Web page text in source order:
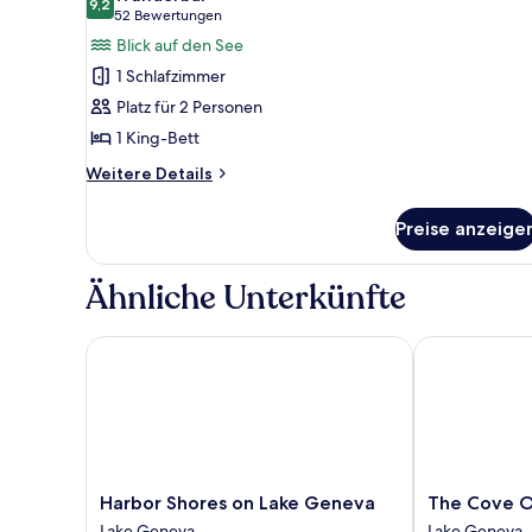
Seeseite
für
Deluxe-
Zimmer,
1 King-
Bett,
Seeseite
anzeigen
9,29,2 von 10
52 Bewertungen
(52
Bewertungen)
Blick auf den See
1 Schlafzimmer
Platz für 2 Personen
1 King-Bett
Weitere Details
Weitere
Zimmer,
1 King-
Bett,
Preise
Ähnliche Unterkünfte
Harbor
Shores
Harbor Shores on Lake Geneva
Harbor Shores on Lake Geneva
The
Cove
The Cove
The Cove Of